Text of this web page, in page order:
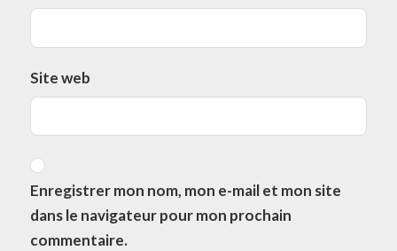
Site web
Enregistrer mon nom, mon e-mail et mon site
dans le navigateur pour mon prochain
commentaire.